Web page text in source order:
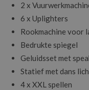
2 x
6 x Uplighters
Rookmachine voor
Bedrukte spiegel
Geluidsset met
Statief met dans
4 x XXL spellen